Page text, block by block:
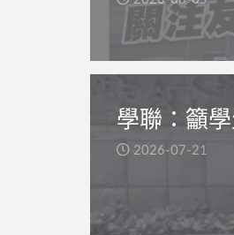
學聯：籲
2026-07-21